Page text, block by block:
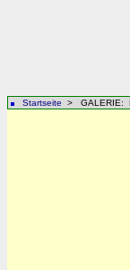
Startseite > GALERIE: